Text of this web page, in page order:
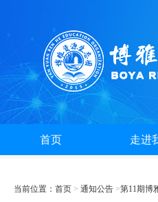
首页 走进
当前位置： 首页 > 通知公告 >第11期博